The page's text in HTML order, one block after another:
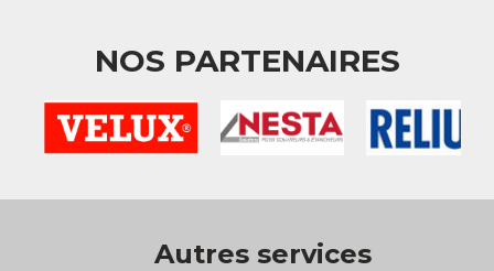
NOS PARTENAIRES
Autres services